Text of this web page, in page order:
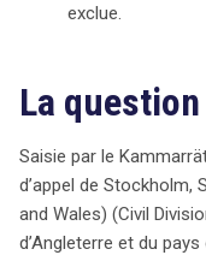
exclue.
La
Saisie par le
d’appel de Stockholm,
and Wales) (Civil
d’Angleterre et du